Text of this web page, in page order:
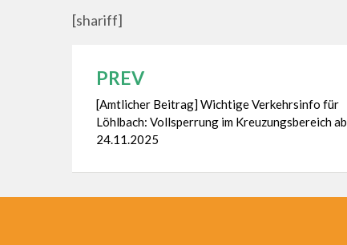
[shariff]
Beitragsnavigation
PREV
[Amtlicher Beitrag] Wichtige Verkehrsinfo für
Löhlbach: Vollsperrung im Kreuzungsbereich ab
24.11.2025